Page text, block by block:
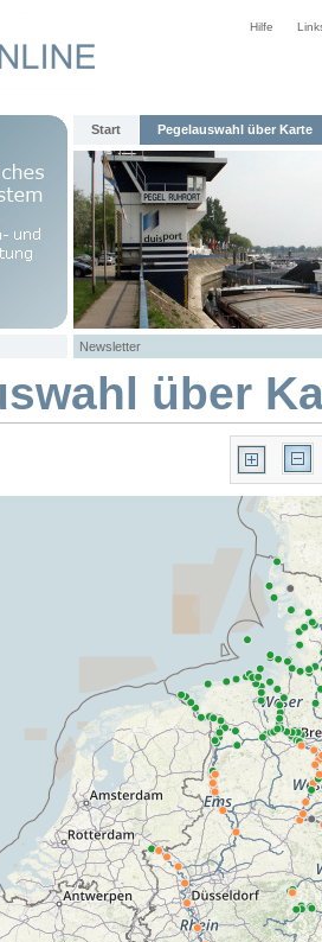
Hilfe
Start Pegelauswahl über Karte
Newsletter
über